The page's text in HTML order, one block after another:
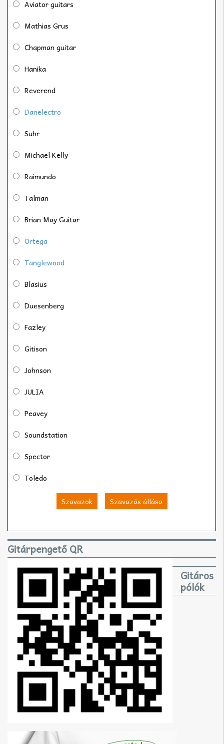
Aviator guitars
Mathias Grus
Chapman guitar
Hanika
Reverend
Danelectro
Suhr
Michael Kelly
Raimundo
Talman
Brian May Guitar
Ortega
Tanglewood
Blasius
Duesenberg
Fazley
Gitison
Johnson
JULIA
Peavey
Soundstation
Spector
Toledo
Szavazok Szavazás állása
Gitárpengető QR
Gitáros
pólók